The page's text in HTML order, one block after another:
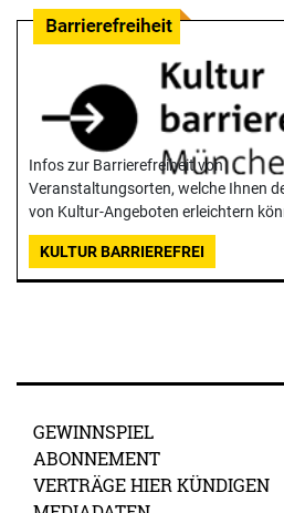
Infos zur Barrierefreiheit von
Veranstaltungsorten, welche Ihnen
von Kultur-Angeboten erleichtern
KULTUR BARRIEREFREI
GEWINNSPIEL
ABONNEMENT
VERTRÄGE HIER KÜNDIGEN